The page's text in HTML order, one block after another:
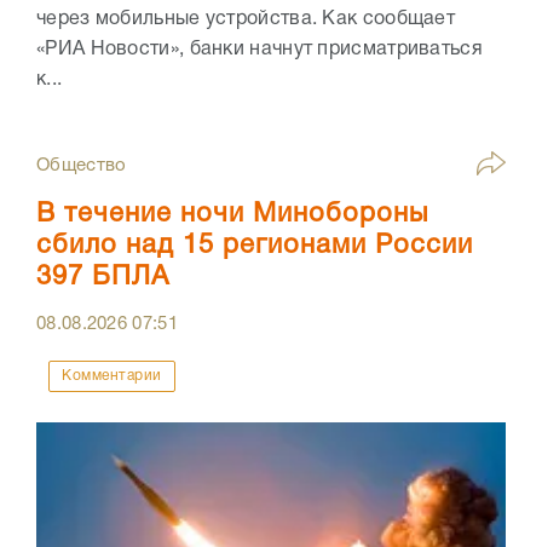
через мобильные устройства. Как сообщает
«РИА Новости», банки начнут присматриваться
к...
Общество
В течение ночи Минобороны
сбило над 15 регионами России
397 БПЛА
08.08.202607:51
Комментарии